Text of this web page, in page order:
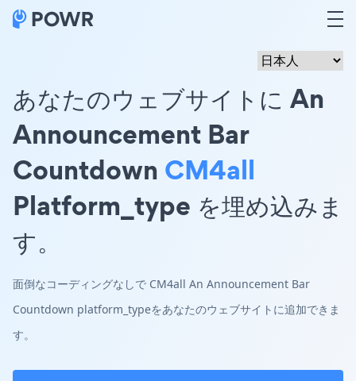
あなたのウェブサイトに An
Announcement Bar
Countdown CM4all
Platform_type を埋め込みま
す。
面倒なコーディングなしで CM4all An Announcement Bar
Countdown platform_typeをあなたのウェブサイトに追加できま
す。